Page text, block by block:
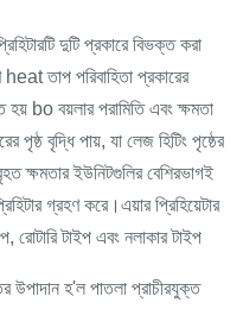
দুটি প্রকারে বিভক্ত করা
heat তাপ পরিবাহিতা প্রকারের
হয় bo বয়লার পরামিতি এবং ক্ষমতা
পৃষ্ঠ বৃদ্ধি পায়, যা লেজ হিটিং পৃষ্ঠের
ক্ষমতার ইউনিটগুলির বেশিরভাগই
গ্রহণ করে।এয়ার প্রিহিয়েটার
রোটারি টাইপ এবং নলাকার টাইপ
উপাদান হ'ল পাতলা প্রাচীরযুক্ত